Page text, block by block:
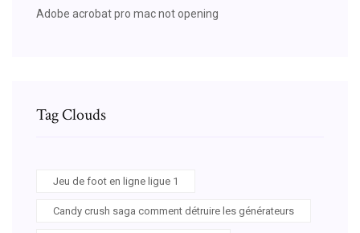
Adobe acrobat pro mac not opening
Tag Clouds
Jeu de foot en ligne ligue 1
Candy crush saga comment détruire les générateurs